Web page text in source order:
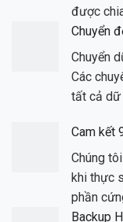
được
Chuyển
Chuyển
Các
tất cả dữ
Cam kết
Chúng
khi thực
phần
Backup